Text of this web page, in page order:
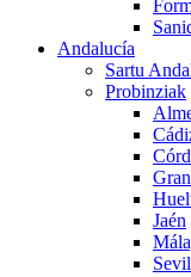
Andalucía
Sartu
Probinziak
Jaén